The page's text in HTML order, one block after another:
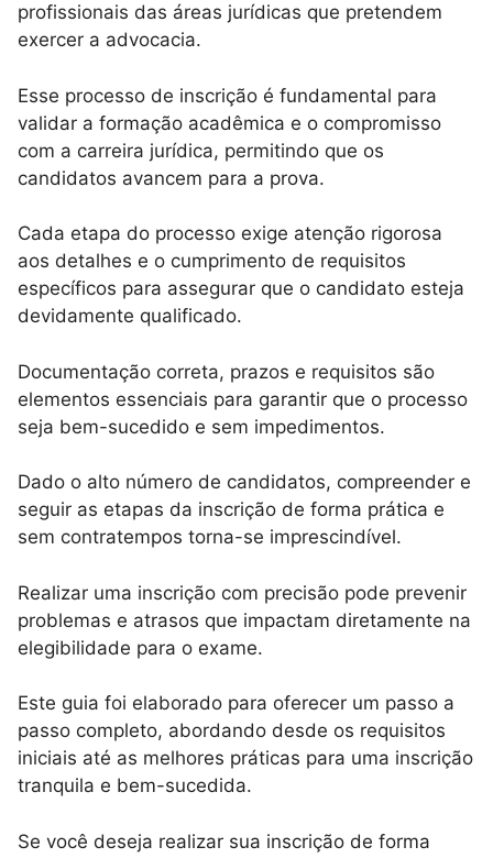
profissionais das áreas jurídicas que pretendem
exercer a advocacia.
Esse processo de inscrição é fundamental para
validar a formação acadêmica e o compromisso
com a carreira jurídica, permitindo que os
candidatos avancem para a prova.
Cada etapa do processo exige atenção rigorosa
aos detalhes e o cumprimento de requisitos
específicos para assegurar que o candidato esteja
devidamente qualificado.
Documentação correta, prazos e requisitos são
elementos essenciais para garantir que o processo
seja bem-sucedido e sem impedimentos.
Dado o alto número de candidatos, compreender e
seguir as etapas da inscrição de forma prática e
sem contratempos torna-se imprescindível.
Realizar uma inscrição com precisão pode prevenir
problemas e atrasos que impactam diretamente na
elegibilidade para o exame.
Este guia foi elaborado para oferecer um passo a
passo completo, abordando desde os requisitos
iniciais até as melhores práticas para uma inscrição
tranquila e bem-sucedida.
Se você deseja realizar sua inscrição de forma